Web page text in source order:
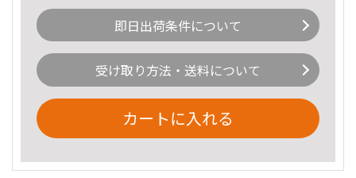
即日出荷条件について
受け取り方法・送料について
カートに入れる